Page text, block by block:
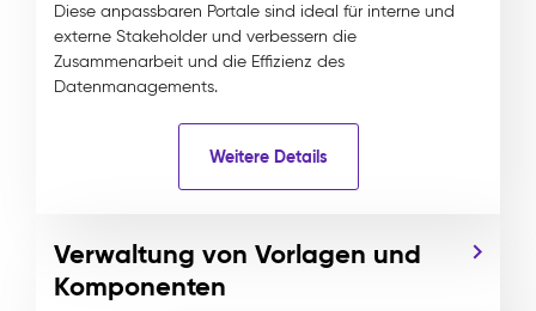
Diese anpassbaren Portale sind ideal für interne und
externe Stakeholder und verbessern die
Zusammenarbeit und die Effizienz des
Datenmanagements.
Weitere Details
Verwaltung von Vorlagen und
Komponenten